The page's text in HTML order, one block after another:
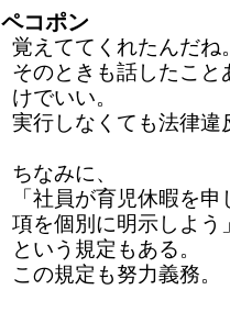
ペコポン
覚えててくれたんだね
そのときも話したこ
けでいい。
実行しなくても法律違
ちなみに、
「社員が育児休暇を
項を個別に明示しよう
という規定もある。
この規定も努力義務。